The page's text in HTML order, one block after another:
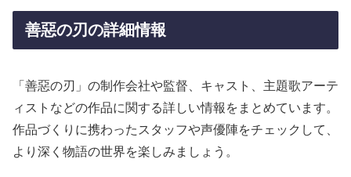
善惡の刃の詳細情報
「善惡の刃」の制作会社や監督、キャスト、主題歌アーテ
ィストなどの作品に関する詳しい情報をまとめています。
作品づくりに携わったスタッフや声優陣をチェックして、
より深く物語の世界を楽しみましょう。